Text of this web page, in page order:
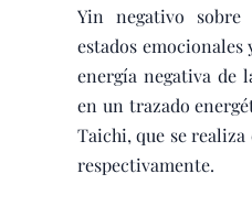
Yin negativo
estados
energía negativa de
en un trazado
Taichi, que se
respectivamente.